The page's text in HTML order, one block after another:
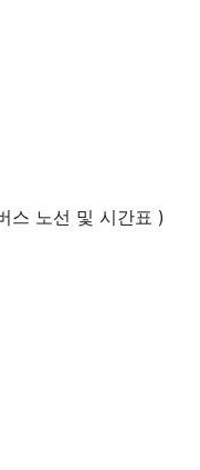
스 노선 및 시간표 )